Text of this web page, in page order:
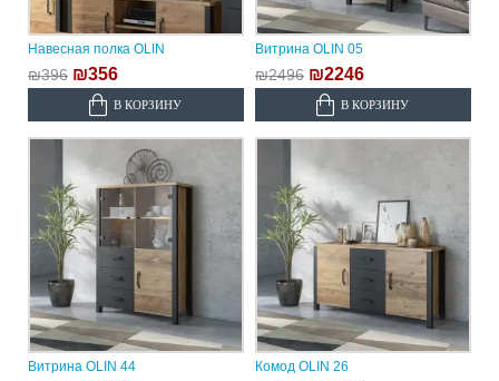
Навесная полка OLIN
₪396 ₪356
В КОРЗИНУ
Витрина OLIN 05
₪2496 ₪2246
В КОРЗИНУ
Витрина OLIN 44 Комод OLIN 26